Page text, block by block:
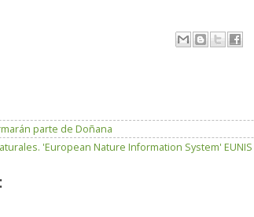
parte de Doñana
'European Nature Information System' EUNIS